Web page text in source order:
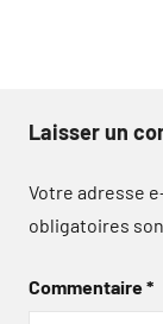
Laisser un
Votre adresse
obligatoires
Commentaire*